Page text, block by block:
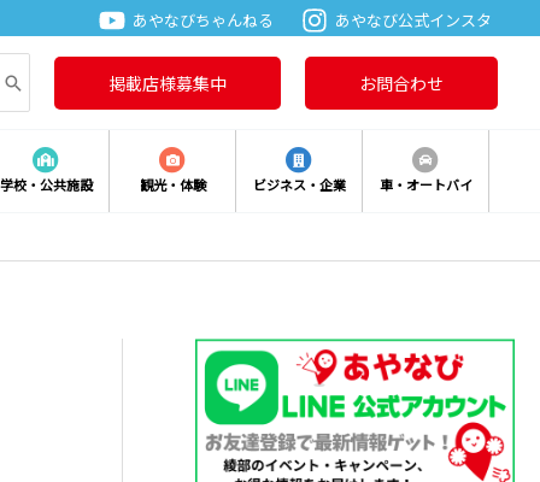
あやなびちゃんねる あやなび公式インスタ
掲載店様募集中 お問合わせ
学校・公共施設 観光・体験 ビジネス・企業 車・オートバイ